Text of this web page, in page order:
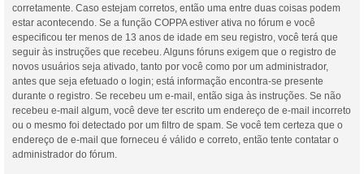
corretamente. Caso estejam corretos, então uma entre duas coisas podem
estar acontecendo. Se a função COPPA estiver ativa no fórum e você
especificou ter menos de 13 anos de idade em seu registro, você terá que
seguir às instruções que recebeu. Alguns fóruns exigem que o registro de
novos usuários seja ativado, tanto por você como por um administrador,
antes que seja efetuado o login; está informação encontra-se presente
durante o registro. Se recebeu um e-mail, então siga às instruções. Se não
recebeu e-mail algum, você deve ter escrito um endereço de e-mail incorreto
ou o mesmo foi detectado por um filtro de spam. Se você tem certeza que o
endereço de e-mail que forneceu é válido e correto, então tente contatar o
administrador do fórum.